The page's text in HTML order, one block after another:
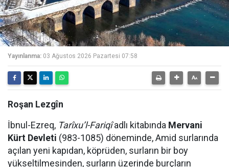
Yayınlanma: 03 Ağustos 2026 Pazartesi 07:58
Roşan Lezgîn
İbnul-Ezreq, Tarîxu’l-Fariqîadlı kitabında Mervani
Kürt Devleti (983-1085) döneminde, Amid surlarında
açılan yeni kapıdan, köprüden, surların bir boy
yükseltilmesinden, surların üzerinde burçların